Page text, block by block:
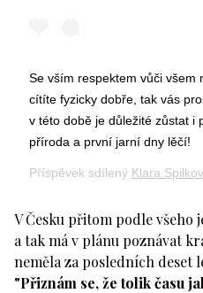
Se vším respektem vůči všem
cítíte fyzicky dobře, tak vás
v této době je důležité zůstat i
příroda a první jarní dny lěčí!
Příspěvek sdílený Klara
V Česku přitom podle
a tak má v plánu poznávat
neměla za posledních
"Přiznám se, že tolik času